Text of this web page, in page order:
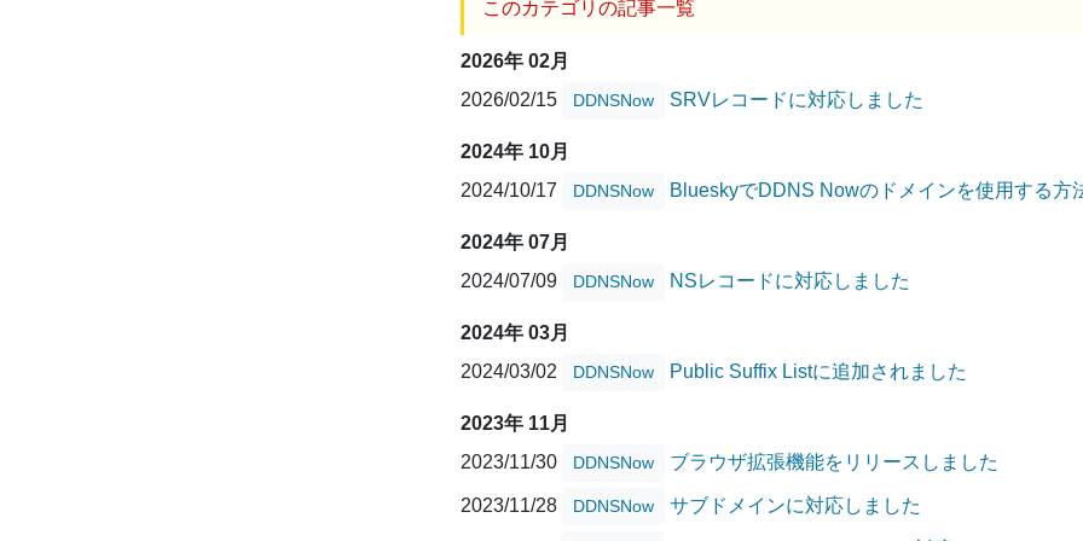
このカテゴリの記事一覧
2026年 02月
2026/02/15
DDNSNow SRVレコードに対応しました
2024年 10月
2024/10/17
DDNSNow BlueskyでDDNS Nowのドメインを使用する方
2024年 07月
2024/07/09
DDNSNow NSレコードに対応しました
2024年 03月
2024/03/02
DDNSNow Public Suffix Listに追加されました
2023年 11月
2023/11/30
DDNSNow ブラウザ拡張機能をリリースしました
2023/11/28 DDNSNow サブドメインに対応しました